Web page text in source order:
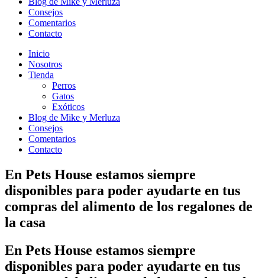
Consejos
Comentarios
Contacto
Inicio
Nosotros
Tienda
Perros
Gatos
Exóticos
Blog de Mike y Merluza
Consejos
Comentarios
Contacto
En Pets House estamos siempre
disponibles para poder ayudarte en tus
compras del alimento de los regalones de
la casa
En Pets House estamos siempre
disponibles para poder ayudarte en tus